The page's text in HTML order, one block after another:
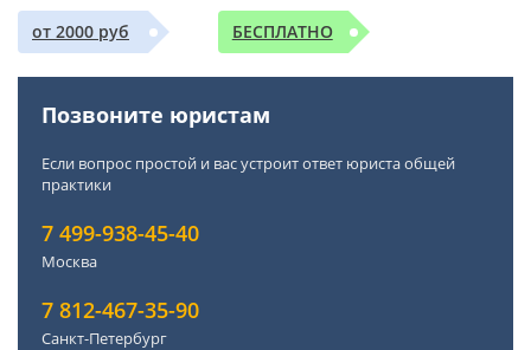
от 2000 руб БЕСПЛАТНО
Позвоните юристам
Если вопрос простой и вас устроит ответ юриста общей
практики
7 499-938-45-40
Москва
7 812-467-35-90
Санкт-Петербург